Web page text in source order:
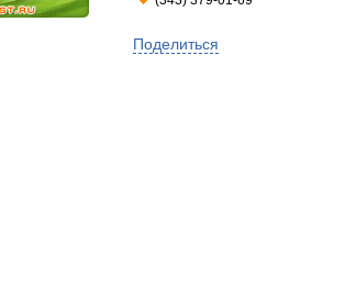
Поделиться